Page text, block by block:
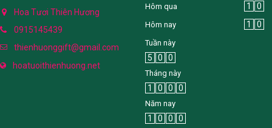
Hoa Tươi Thiên Hương
0915145439
thienhuonggift@gmail.com
hoatuoithienhuong.net
Hôm qua 1 0
Hôm nay 1 0
Tuần này
5 0 0
Tháng này
1 0 0 0
Năm nay
1 0 0 0